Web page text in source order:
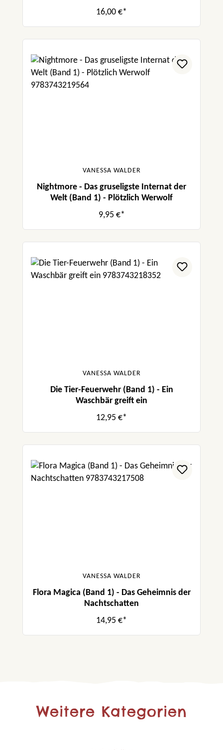
16,00 €*
VANESSA WALDER
Nightmore - Das gruseligste Internat der
Welt (Band 1) - Plötzlich Werwolf
9,95 €*
VANESSA WALDER
Die Tier-Feuerwehr (Band 1) - Ein
Waschbär greift ein
12,95 €*
VANESSA WALDER
Flora Magica (Band 1) - Das Geheimnis der
Nachtschatten
14,95 €*
Weitere Kategorien